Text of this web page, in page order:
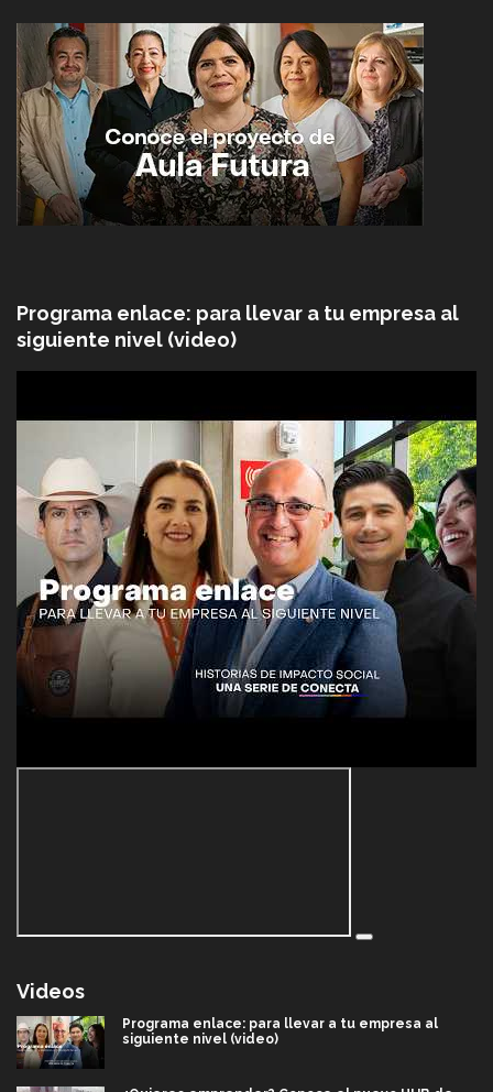
Programa enlace: para llevar a tu empresa al
siguiente nivel (video)
Videos
Programa enlace: para llevar a tu empresa al
siguiente nivel (video)